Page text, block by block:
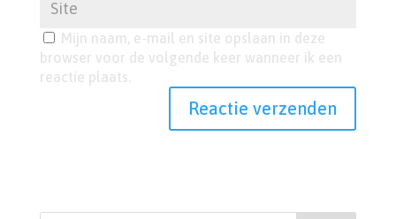
Mijn naam, e-mail en site opslaan in deze
browser voor de volgende keer wanneer ik een
reactie plaats.